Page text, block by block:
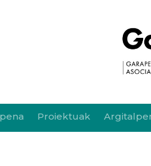
Proiektuak